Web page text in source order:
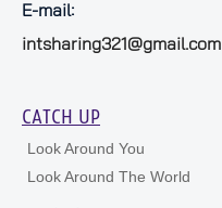
E-mail:
intsharing321@gmail.com
CATCH UP
Look Around You
Look Around The World